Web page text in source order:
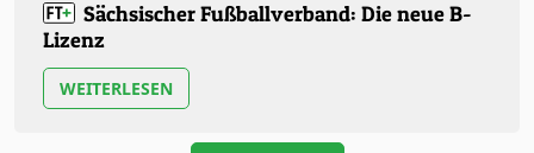
Sächsischer Fußballverband: Die neue B-
Lizenz
WEITERLESEN